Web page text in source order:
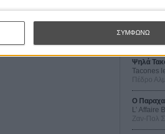
ΣΥΜΦΩΝΩ
Οδύσσεια
The
Ψηλά
Tacones
Πέδρο
Ο
L’ Affaire
Ζαν-Πολ